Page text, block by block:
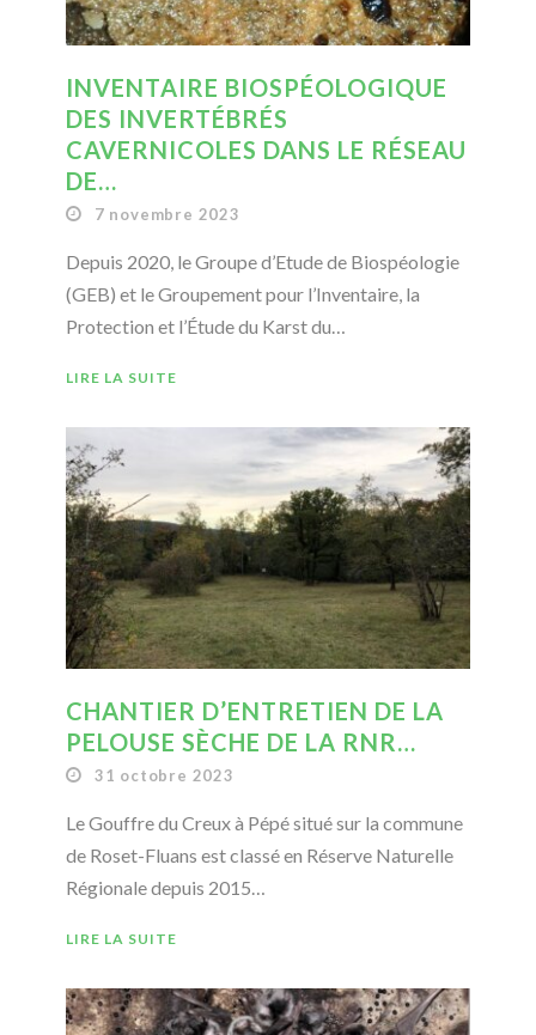
INVENTAIRE BIOSPÉOLOGIQUE
DES INVERTÉBRÉS
CAVERNICOLES DANS LE RÉSEAU
DE…
7 novembre 2023
Depuis 2020, le Groupe d’Etude de Biospéologie
(GEB) et le Groupement pour l’Inventaire, la
Protection et l’Étude du Karst du…
LIRE LA SUITE
CHANTIER D’ENTRETIEN DE LA
PELOUSE SÈCHE DE LA RNR…
31 octobre 2023
Le Gouffre du Creux à Pépé situé sur la commune
de Roset-Fluans est classé en Réserve Naturelle
Régionale depuis 2015…
LIRE LA SUITE